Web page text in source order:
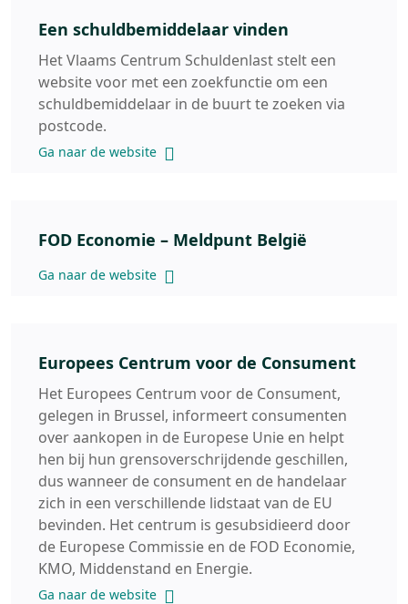
Een schuldbemiddelaar vinden
Het Vlaams Centrum Schuldenlast stelt een
website voor met een zoekfunctie om een
schuldbemiddelaar in de buurt te zoeken via
postcode.
Ga naar de website
FOD Economie – Meldpunt België
Ga naar de website
Europees Centrum voor de Consument
Het Europees Centrum voor de Consument,
gelegen in Brussel, informeert consumenten
over aankopen in de Europese Unie en helpt
hen bij hun grensoverschrijdende geschillen,
dus wanneer de consument en de handelaar
zich in een verschillende lidstaat van de EU
bevinden. Het centrum is gesubsidieerd door
de Europese Commissie en de FOD Economie,
KMO, Middenstand en Energie.
Ga naar de website